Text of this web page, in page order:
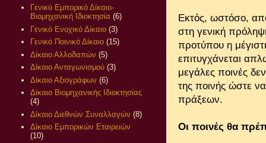
Εκτός, ωστόσο,
στη γενική
προτύπου η
επιτυγχάνεται
μεγάλες ποινές
της ποινής ώστε
πράξεων.
Οι ποινές θα
Γενικό Εμπορικό Δίκαιο-
Βιομηχανική Ιδιοκτησία (6)
Γενικό Ενοχικό Δίκαιο (3)
Γενικό Ποινικό Δίκαιο (15)
Δίκαιο Αλλοδαπών (5)
Δίκαιο Ανταγωνισμού (3)
Δίκαιο Αξιογράφων (6)
Δίκαιο Βιομηχανικής Ιδιοκτησίας
(4)
Δίκαιο Διεθνών Συναλλαγών (8)
Δίκαιο Εμπορικών Εταιρειών
(10)